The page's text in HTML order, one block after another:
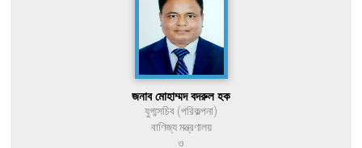
জনাব মোহাম্মদ বদরুল হক
যুগ্মসচিব (পরিকল্পনা)
বাণিজ্য মন্ত্রণালয়
ও